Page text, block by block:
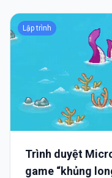
Lập trình
Trình duyệt
game “khủng